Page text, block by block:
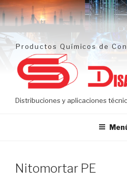
Ir
al
contenido
Productos Químicos de
Distribuciones y aplicaciones
Nitomortar PE